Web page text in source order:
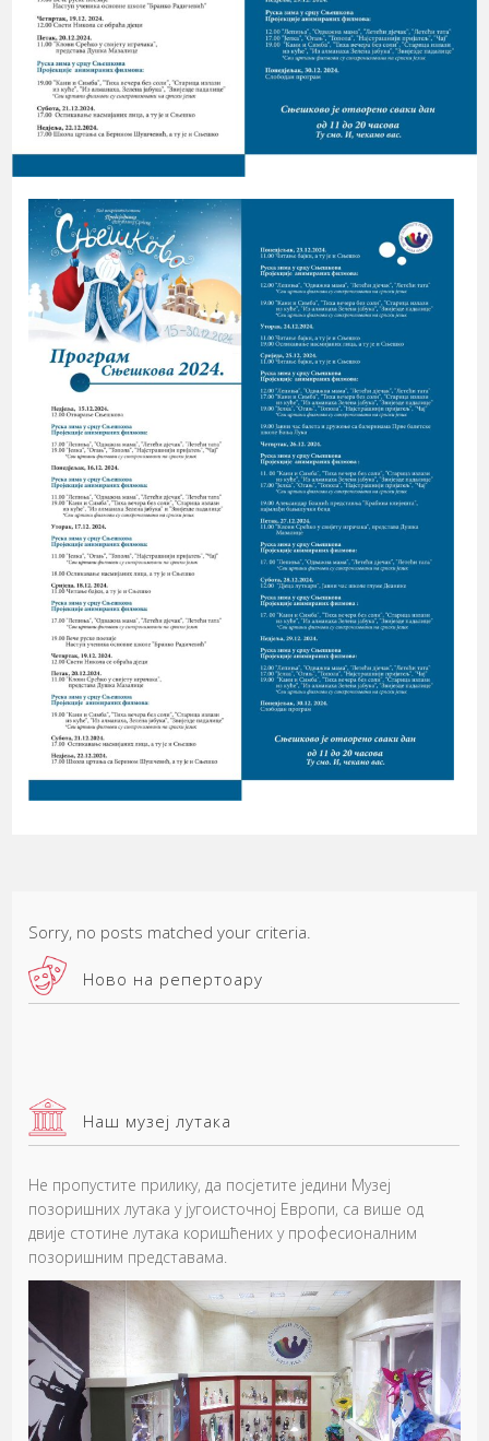
Sorry, no posts matched your criteria.
Ново на репертоару
Наш музеј лутака
Не пропустите прилику, да посјетите једини Музеј
позоришних лутака у југоисточној Европи, са више од
двије стотине лутака коришћених у професионалним
позоришним представама.